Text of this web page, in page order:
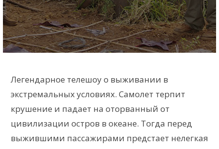
Легендарное телешоу о выживании в
экстремальных условиях. Самолет терпит
крушение и падает на оторванный от
цивилизации остров в океане. Тогда перед
выжившими пассажирами предстает нелегкая